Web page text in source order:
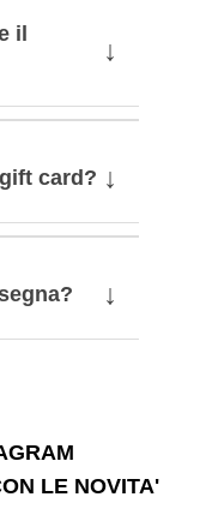
il
↓
card? ↓
↓
LE NOVITA'